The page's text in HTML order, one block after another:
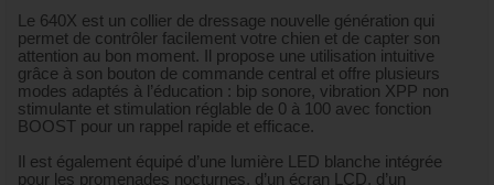
Le 640X est un collier de dressage nouvelle génération qui
permet de contrôler facilement votre chien et de capter son
attention au bon moment. Il propose une utilisation intuitive
grâce à son bouton de commande central et offre plusieurs
modes adaptés à l’éducation : bip sonore, vibration XPP non
stimulante et stimulation réglable de 0 à 100 avec fonction
BOOST pour un rappel rapide et efficace.
Il est également équipé d’une lumière LED blanche intégrée
pour les promenades nocturnes, d’un écran LCD, d’un